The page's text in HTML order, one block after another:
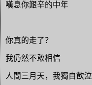
嘆息你艱辛的中年
你真的走了？
我仍然不敢相信
人間三月天，我獨自飲泣